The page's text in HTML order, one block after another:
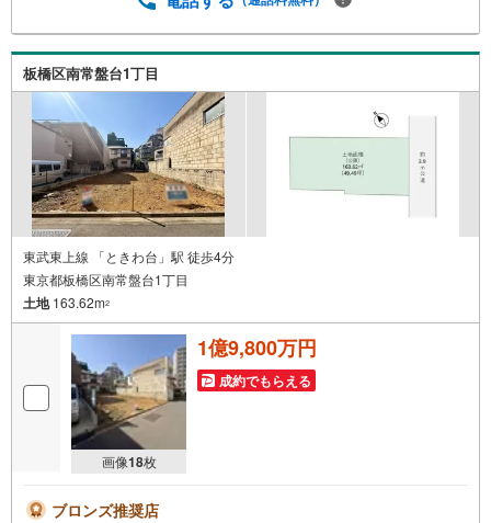
埼玉にて累計販売棟数:40,055棟の実績で提携住宅ローン金
利優遇や豊富な物件情報のご提供が可能です。住宅ローン
にご不安な方お任せ下さい。
板橋区南常盤台1丁目
東武東上線 「ときわ台」駅 徒歩4分
東京都板橋区南常盤台1丁目
土地163.62m2
画像18枚
1億9,800万円
成約でもらえる
ブロンズ推奨店